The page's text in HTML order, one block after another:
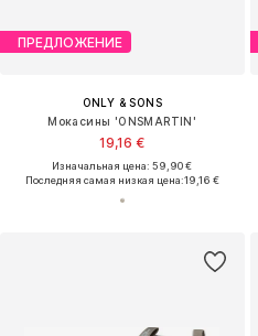
ПРЕДЛОЖЕНИЕ
ONLY & SONS
Мокасины 'ONSMARTIN'
19,16 €
Изначальная цена: 59,90 €
Последняя самая низкая цена:19,16 €